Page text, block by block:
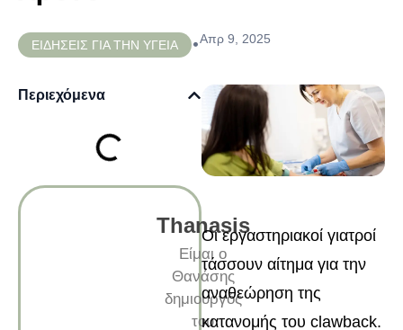
ΕΙΔΗΣΕΙΣ ΓΙΑ ΤΗΝ ΥΓΕΙΑ •Απρ 9, 2025
Περιεχόμενα
Thanasis
Είμαι ο
Θανάσης
δημιουργός
του
Οι εργαστηριακοί γιατροί
τάσσουν αίτημα για την
αναθεώρηση της
κατανομής του clawback.